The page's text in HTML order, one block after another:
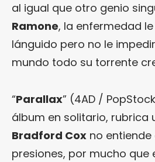
al igual que otro genio
Ramone, la enfermedad
lánguido pero no le
mundo todo su torrente
“Parallax” (4AD /
álbum en solitario, rubrica
Bradford Cox no
presiones, por mucho que